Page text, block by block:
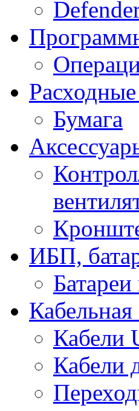
Бумага
ИБП,
Кабели
Кабели